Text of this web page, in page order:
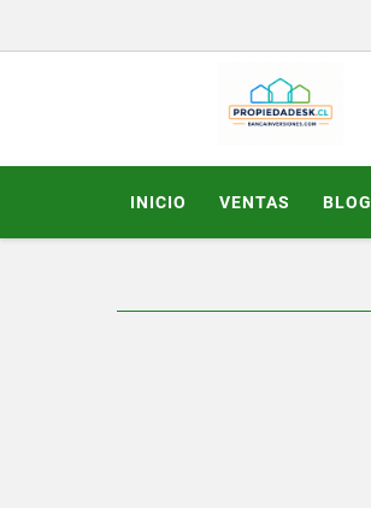
INICIO VENTAS BLOG